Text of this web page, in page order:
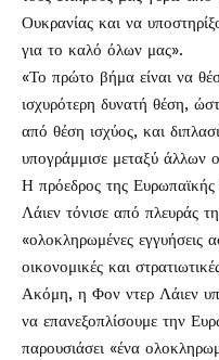
Ουκρανίας και να
για το καλό όλων μας».
«Το πρώτο βήμα είναι να
ισχυρότερη δυνατή θέση,
από θέση ισχύος, και
υπογράμμισε μεταξύ άλλων
Η πρόεδρος της
Λάιεν τόνισε από πλευράς
«ολοκληρωμένες εγγυήσεις
οικονομικές και
Ακόμη, η Φον ντερ Λάιεν
να επανεξοπλίσουμε την
παρουσιάσει «ένα